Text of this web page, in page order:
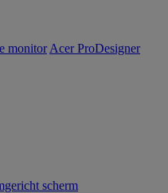
monitor Acer ProDesigner
scherm